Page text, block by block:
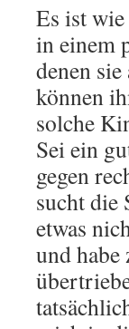
Es ist
in einem
denen
können
solche
Sei ein
gegen
sucht die
etwas
und